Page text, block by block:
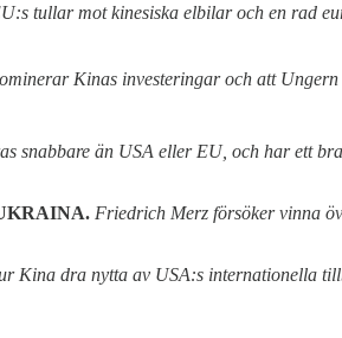
tullar mot kinesiska elbilar och en rad
Kinas investeringar och att
snabbare än USA eller EU, och har ett
Friedrich Merz försöker vinna
Kina dra nytta av USA:s internationella